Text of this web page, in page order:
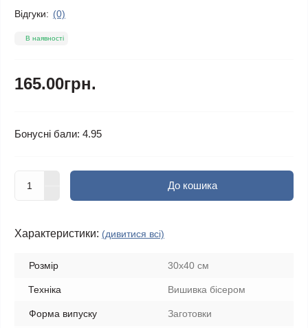
Відгуки: (0)
В наявності
165.00грн.
Бонусні бали: 4.95
До кошика
Характеристики: (дивитися всі)
Розмір 30x40 см
Техніка Вишивка бісером
Форма випуску Заготовки